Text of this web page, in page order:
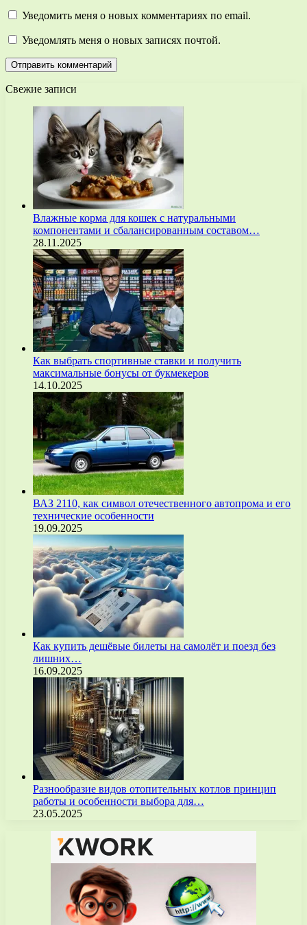
Уведомить меня о новых комментариях по email.
Уведомлять меня о новых записях почтой.
Свежие записи
Влажные корма для кошек с натуральными
компонентами и сбалансированным составом…
28.11.2025
Как выбрать спортивные ставки и получить
максимальные бонусы от букмекеров
14.10.2025
ВАЗ 2110, как символ отечественного автопрома и его
технические особенности
19.09.2025
Как купить дешёвые билеты на самолёт и поезд без
лишних…
16.09.2025
Разнообразие видов отопительных котлов принцип
работы и особенности выбора для…
23.05.2025